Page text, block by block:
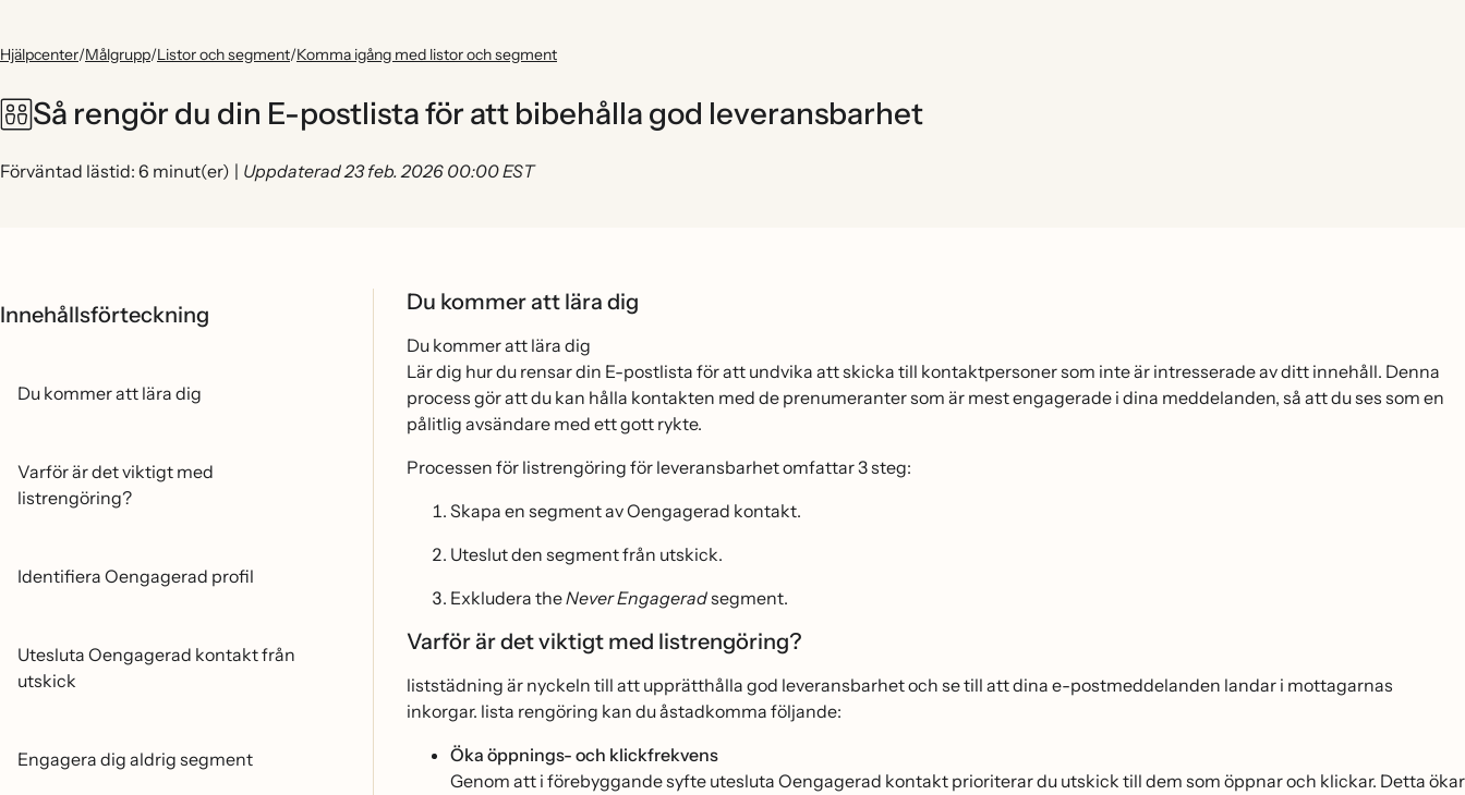
Hjälpcenter/Målgrupp/Listor och segment/Komma igång med listor och segment
Så rengör du din E-postlista för att bibehålla god leveransbarhet
Förväntad lästid: 6 minut(er) | Uppdaterad 23 feb. 2026 00:00 EST
Innehållsförteckning
Du kommer att lära dig
Varför är det viktigt med
listrengöring?
Identifiera Oengagerad profil
Utesluta Oengagerad kontakt från
utskick
Engagera dig aldrig segment
Du kommer att lära dig
Du kommer att lära dig
Lär dig hur du rensar din E-postlista för att undvika att skicka till kontaktpersoner som inte är intresserade av ditt innehåll. Denna
process gör att du kan hålla kontakten med de prenumeranter som är mest engagerade i dina meddelanden, så att du ses som en
pålitlig avsändare med ett gott rykte.
Processen för listrengöring för leveransbarhet omfattar 3 steg:
Skapa en segment av Oengagerad kontakt.
Uteslut den segment från utskick.
Exkludera theNever Engageradsegment.
Varför är det viktigt med listrengöring?
liststädning är nyckeln till att upprätthålla god leveransbarhet och se till att dina e-postmeddelanden landar i mottagarnas
inkorgar. lista rengöring kan du åstadkomma följande:
Öka öppnings- och klickfrekvens
Genom att i förebyggande syfte utesluta Oengagerad kontakt prioriterar du utskick till dem som öppnar och klickar. Detta ökar